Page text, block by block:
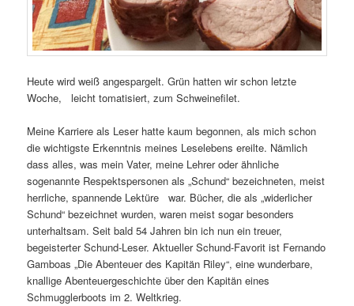
Heute wird weiß angespargelt. Grün hatten wir schon letzte
Woche, leicht tomatisiert, zum Schweinefilet.
Meine Karriere als Leser hatte kaum begonnen, als mich schon
die wichtigste Erkenntnis meines Leselebens ereilte. Nämlich
dass alles, was mein Vater, meine Lehrer oder ähnliche
sogenannte Respektspersonen als „Schund“ bezeichneten, meist
herrliche, spannende Lektüre war. Bücher, die als „widerlicher
Schund“ bezeichnet wurden, waren meist sogar besonders
unterhaltsam. Seit bald 54 Jahren bin ich nun ein treuer,
begeisterter Schund-Leser. Aktueller Schund-Favorit ist Fernando
Gamboas „Die Abenteuer des Kapitän Riley“, eine wunderbare,
knallige Abenteuergeschichte über den Kapitän eines
Schmugglerboots im 2. Weltkrieg.